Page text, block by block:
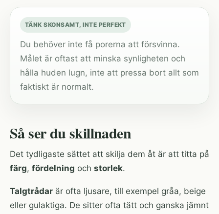
TÄNK SKONSAMT, INTE PERFEKT
Du behöver inte få porerna att försvinna.
Målet är oftast att minska synligheten och
hålla huden lugn, inte att pressa bort allt som
faktiskt är normalt.
Så ser du skillnaden
Det tydligaste sättet att skilja dem åt är att titta på
färg, fördelning och storlek.
Talgtrådar är ofta ljusare, till exempel gråa, beige
eller gulaktiga. De sitter ofta tätt och ganska jämnt